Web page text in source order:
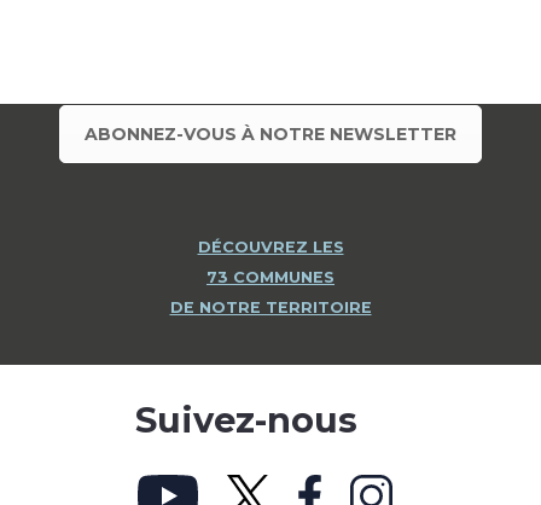
ABONNEZ-VOUS À NOTRE NEWSLETTER
DÉCOUVREZ LES
73 COMMUNES
DE NOTRE TERRITOIRE
Suivez-nous